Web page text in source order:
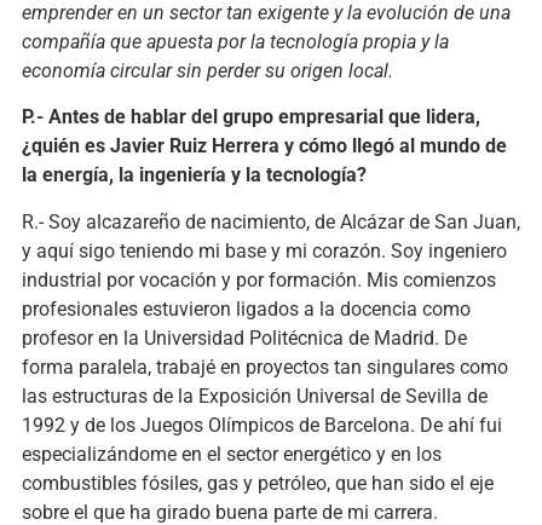
emprender en un sector tan exigente y la evolución de una
compañía que apuesta por la tecnología propia y la
economía circular sin perder su origen local.
P.- Antes de hablar del grupo empresarial que lidera,
¿quién es Javier Ruiz Herrera y cómo llegó al mundo de
la energía, la ingeniería y la tecnología?
R.- Soy alcazareño de nacimiento, de Alcázar de San Juan,
y aquí sigo teniendo mi base y mi corazón. Soy ingeniero
industrial por vocación y por formación. Mis comienzos
profesionales estuvieron ligados a la docencia como
profesor en la Universidad Politécnica de Madrid. De
forma paralela, trabajé en proyectos tan singulares como
las estructuras de la Exposición Universal de Sevilla de
1992 y de los Juegos Olímpicos de Barcelona. De ahí fui
especializándome en el sector energético y en los
combustibles fósiles, gas y petróleo, que han sido el eje
sobre el que ha girado buena parte de mi carrera.